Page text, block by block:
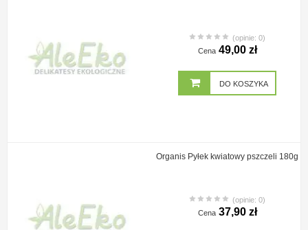
(opinie: 0)
Cena 49,00 zł
DO KOSZYKA
Organis Pyłek kwiatowy pszczeli 180g
(opinie: 0)
Cena 37,90 zł